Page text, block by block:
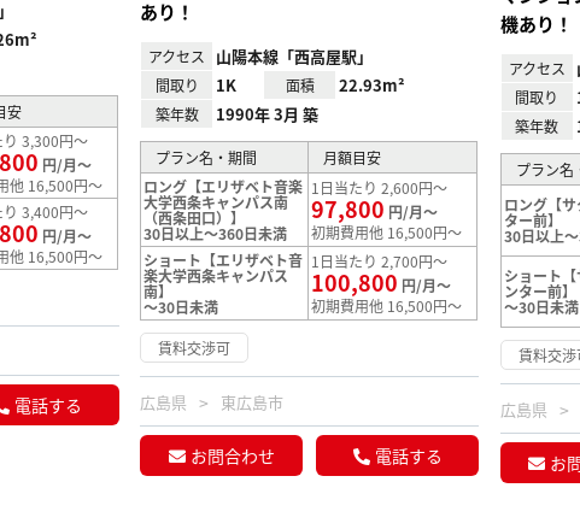
安
り 3,300円～
円/月～
他 16,500円～
り 3,400円～
円/月～
他 16,500円～
電話する
あり！
アクセス 山陽本線「西高屋駅」
間取り 1K 面積 22.93m²
築年数 1990年 3月 築
プラン名・期間
月額目安
ロング【エリザベト音楽
大学西条キャンパス南
（西条田口）】
30日以上～360日未満
1日当たり 2,600円～
97,800 円/月～
初期費用他 16,500円～
ショート【エリザベト音
楽大学西条キャンパス
南】
～30日未満
1日当たり 2,700円～
100,800 円/月～
初期費用他 16,500円～
賃料交渉可
広島県 東広島市
お問合わせ 電話する
機あり！
アクセス
間取り
築年数
プラン名
ロング【
ター前】
30日以上
ショート
ンター前】
～30日未満
賃料交渉
広島県
お